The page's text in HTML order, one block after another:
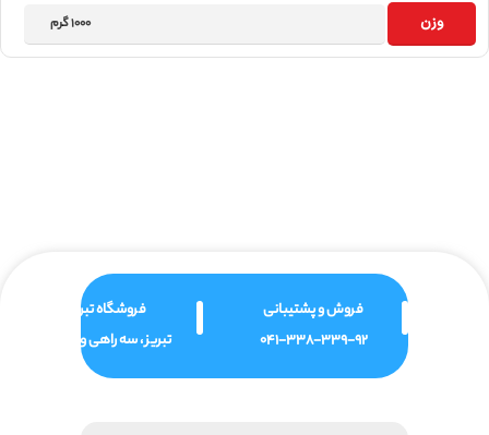
وزن 1000 گرم
فروش و پشتیبانی
041-338-339-92
فروشگاه تبریز
تبریز ، سه راهی ولیعصر